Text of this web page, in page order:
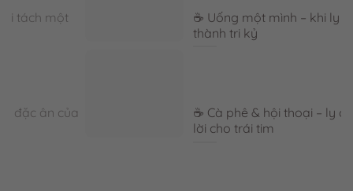
☕ Uống một mình – khi ly cà phê trở
☕ Cà phê & hội thoại – ly cà phê mở
lời cho trái tim